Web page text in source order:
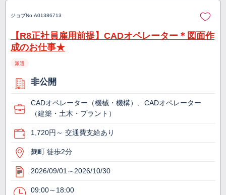
ジョブNo. A01386713
【R8正社員雇用前提】CADオペレーター＊図面作
成のお仕事★
派遣
非公開
CADオペレーター（機械・機構）、CADオペレーター
（建築・土木・プラント）
1,720円～ 交通費支給あり
麹町 徒歩2分
2026/09/01～2026/10/30
09:00～18:00